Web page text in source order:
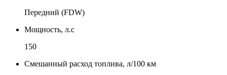
Передний (FDW)
Мощность, л.с
150
Смешанный расход топлива, л/100 км